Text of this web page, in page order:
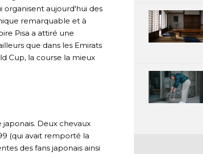
organisent aujourd'hui des
remarquable et à
Pisa a attiré une
que dans les Emirats
Cup, la course la mieux
Deux chevaux
(qui avait remporté la
des fans japonais ainsi